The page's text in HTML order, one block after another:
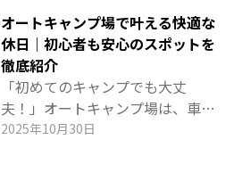
のエンタメ体験を詳しく紹介しま
す。
ジュールと持ち物リストを徹底解
説！ 扇風機・冷蔵庫・プロジェク
ターなどの家電をフル活用し、
BLUETTIポータブル電源でエンジ
ンオフでも快適な車中泊・キャン
プを実現する方法まで詳しく紹介
オートキャンプ場で叶える快適な
休日｜初心者も安心のスポットを
徹底紹介
「初めてのキャンプでも大丈
夫！」オートキャンプ場は、車で
荷物を運べて気軽にアウトドアを
2025年10月30日